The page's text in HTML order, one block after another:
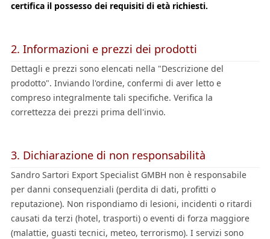
certifica il possesso dei requisiti di età richiesti.
2. Informazioni e prezzi dei prodotti
Dettagli e prezzi sono elencati nella "Descrizione del
prodotto". Inviando l'ordine, confermi di aver letto e
compreso integralmente tali specifiche. Verifica la
correttezza dei prezzi prima dell'invio.
3. Dichiarazione di non responsabilità
Sandro Sartori Export Specialist GMBH non è responsabile
per danni consequenziali (perdita di dati, profitti o
reputazione). Non rispondiamo di lesioni, incidenti o ritardi
causati da terzi (hotel, trasporti) o eventi di forza maggiore
(malattie, guasti tecnici, meteo, terrorismo). I servizi sono